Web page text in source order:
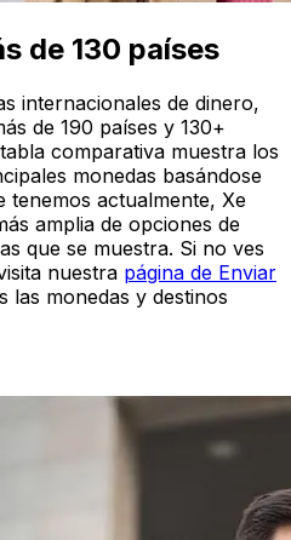
de 130 países
internacionales de dinero,
de 190 países y 130+
comparativa muestra los
monedas basándose
tenemos actualmente, Xe
amplia de opciones de
que se muestra. Si no ves
nuestra página de Enviar
las monedas y destinos